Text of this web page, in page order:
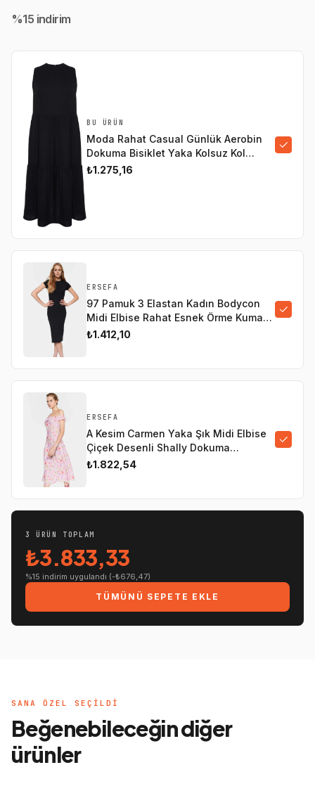
%15 indirim
BU ÜRÜN
Moda Rahat Casual Günlük Aerobin
Dokuma Bisiklet Yaka Kolsuz Kol
Smock Maxi Boy Büyük Beden Elbise
₺1.275,16
ERSEFA
97 Pamuk 3 Elastan Kadın Bodycon
Midi Elbise Rahat Esnek Örme Kumaş
Şık Görünüm Konforlu Kesim
₺1.412,10
ERSEFA
A Kesim Carmen Yaka Şık Midi Elbise
Çiçek Desenli Shally Dokuma
Mükemmel Uyum Uzun Ömürlü
₺1.822,54
3 ÜRÜN TOPLAM
₺3.833,33
%15 indirim uygulandı (-₺676,47)
TÜMÜNÜ SEPETE EKLE
SANA ÖZEL SEÇILDI
Beğenebileceğin diğer
ürünler